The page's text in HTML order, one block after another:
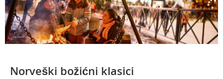
Norveški božićni klasici